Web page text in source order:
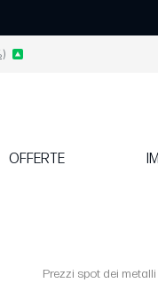
OFFERTE
Prezzi spot dei